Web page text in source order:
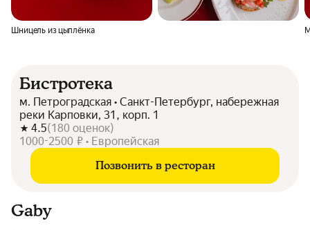
Шницель из цыплёнка
Бистротека
м. Петроградская • Санкт-Петербург, набережная
реки Карповки, 31, корп. 1
4.5(180 оценок)
1000-2500 ₽ • Европейская
Позвонить в ресторан
Gaby